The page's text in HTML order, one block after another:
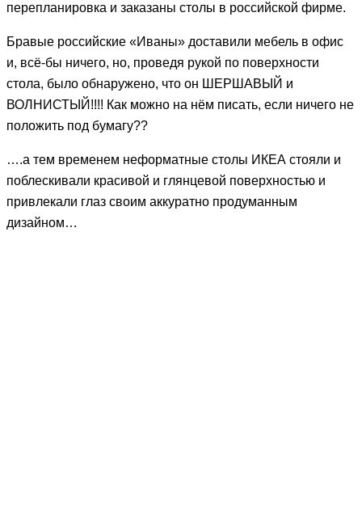
перепланировка и заказаны столы в российской фирме.
Бравые российские «Иваны» доставили мебель в офис
и, всё-бы ничего, но, проведя рукой по поверхности
стола, было обнаружено, что он ШЕРШАВЫЙ и
ВОЛНИСТЫЙ!!!! Как можно на нём писать, если ничего не
положить под бумагу??
….а тем временем неформатные столы ИКЕА стояли и
поблескивали красивой и глянцевой поверхностью и
привлекали глаз своим аккуратно продуманным
дизайном…